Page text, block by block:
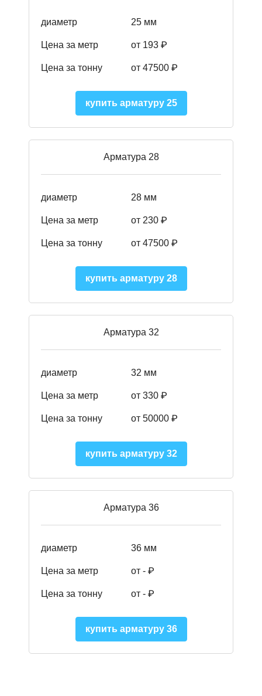
диаметр 25 мм
Цена за метр от 193 ₽
Цена за тонну от 47500 ₽
купить арматуру 25
Арматура 28
диаметр 28 мм
Цена за метр от 230 ₽
Цена за тонну от 47500 ₽
купить арматуру 28
Арматура 32
диаметр 32 мм
Цена за метр от 330 ₽
Цена за тонну от 50000 ₽
купить арматуру 32
Арматура 36
диаметр 36 мм
Цена за метр от - ₽
Цена за тонну от - ₽
купить арматуру 36